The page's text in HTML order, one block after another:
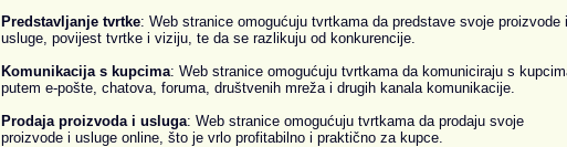
Predstavljanje tvrtke: Web stranice omogućuju tvrtkama da predstave svoje proizvode i
usluge, povijest tvrtke i viziju, te da se razlikuju od konkurencije.
Komunikacija s kupcima: Web stranice omogućuju tvrtkama da komuniciraju s
putem e-pošte, chatova, foruma, društvenih mreža i drugih kanala komunikacije.
Prodaja proizvoda i usluga: Web stranice omogućuju tvrtkama da prodaju svoje
proizvode i usluge online, što je vrlo profitabilno i praktično za kupce.